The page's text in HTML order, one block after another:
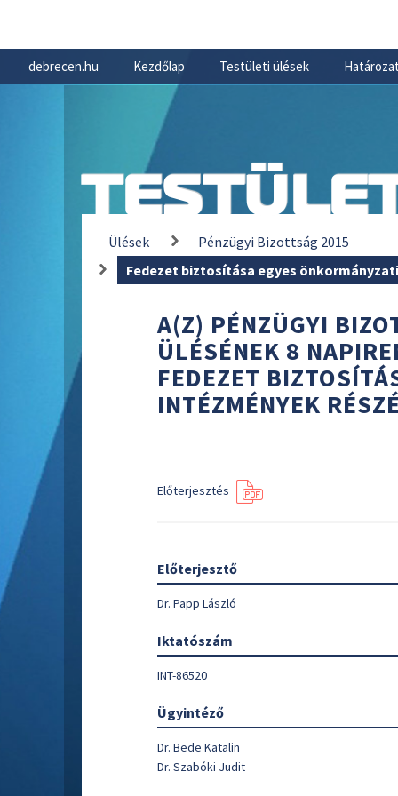
debrecen.hu Kezdőlap Testületi ülések
Ülések
Pénzügyi Bizottság 2015
Fedezet biztosítása egyes
A(Z) PÉNZÜGYI
ÜLÉSÉNEK 8
FEDEZET
INTÉZMÉNYEK
Előterjesztés
Előterjesztő
Dr. Papp László
Iktatószám
INT-86520
Ügyintéző
Dr. Bede Katalin
Dr. Szabóki Judit